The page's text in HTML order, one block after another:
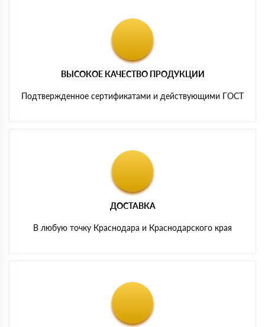
ВЫСОКОЕ КАЧЕСТВО ПРОДУКЦИИ
Подтвержденное сертификатами и действующими ГОСТ
ДОСТАВКА
В любую точку Краснодара и Краснодарского края